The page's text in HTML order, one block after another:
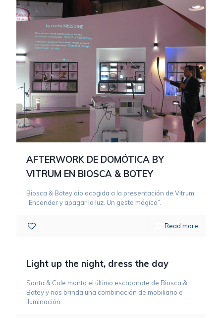
AFTERWORK DE DOMÓTICA BY
VITRUM EN BIOSCA & BOTEY
Biosca & Botey dio acogida a la presentación de Vitrum:
“Encender y apagar la luz. Un gesto mágico”.
Read more
Light up the night, dress the day
Santa & Cole monta el último escaparate de Biosca &
Botey y nos brinda una combinación de mobiliario e
iluminación.